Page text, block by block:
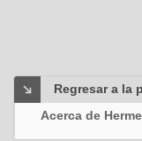
Regresar a la
Acerca de